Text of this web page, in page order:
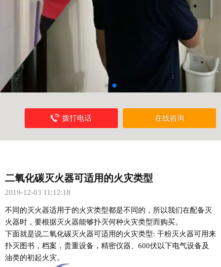
拨打电话 在线咨询
二氧化碳灭火器可适用的火灾类型
2019-12-03 11:12:18
不同的灭火器适用于的火灾类型都是不同的，所以我们在配备灭
火器时，要根据灭火器能够扑灭何种火灾类型而购买。
下面就是说二氧化碳灭火器可适用的火灾类型: 干粉灭火器可用来
扑灭图书，档案，贵重设备，精密仪器、600伏以下电气设备及
油类的初起火灾。